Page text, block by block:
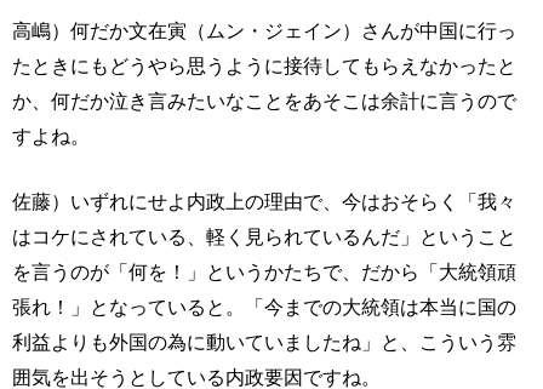
高嶋）何だか文在寅（ムン・ジェイン）さんが中国に行っ
たときにもどうやら思うように接待してもらえなかったと
か、何だか泣き言みたいなことをあそこは余計に言うので
すよね。
佐藤）いずれにせよ内政上の理由で、今はおそらく「我々
はコケにされている、軽く見られているんだ」ということ
を言うのが「何を！」というかたちで、だから「大統領頑
張れ！」となっていると。「今までの大統領は本当に国の
利益よりも外国の為に動いていましたね」と、こういう雰
囲気を出そうとしている内政要因ですね。